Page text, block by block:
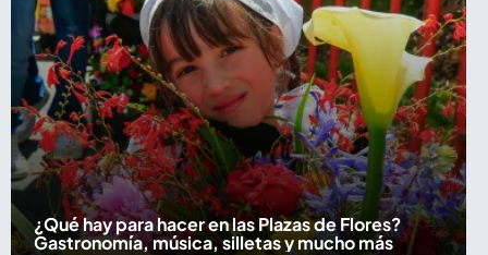
¿Qué hay para hacer en las Plazas de Flores?
Gastronomía, música, silletas y mucho más